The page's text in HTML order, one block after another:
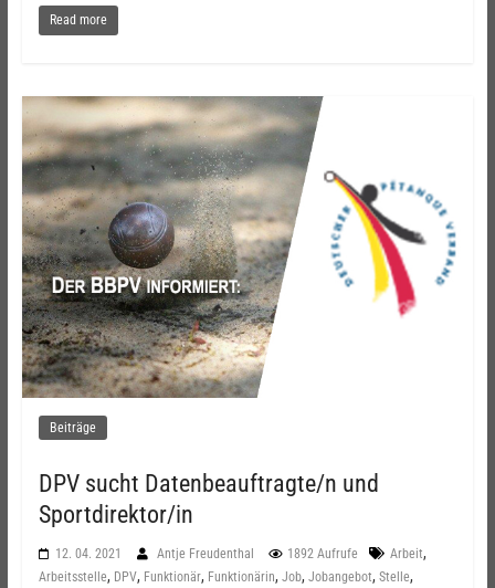
Read more
Beiträge
DPV sucht Datenbeauftragte/n und
Sportdirektor/in
12. 04. 2021 Antje Freudenthal 1892 Aufrufe Arbeit,
Arbeitsstelle, DPV, Funktionär, Funktionärin, Job, Jobangebot, Stelle,